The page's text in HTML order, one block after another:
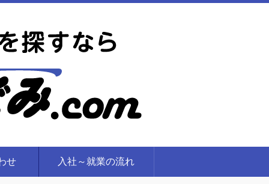
せ 入社～就業の流れ